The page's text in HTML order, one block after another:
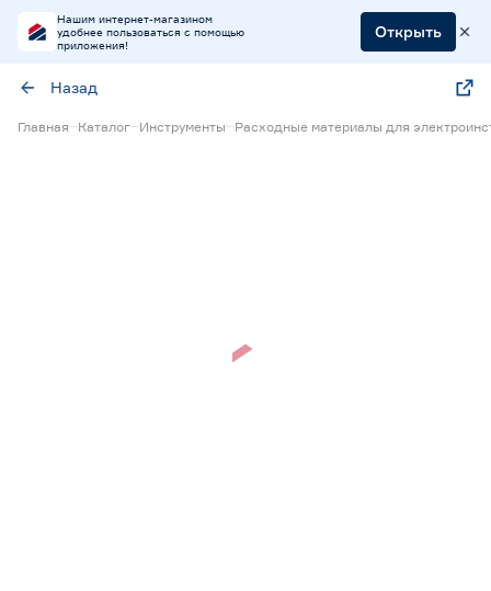
Нашим интернет-магазином
удобнее пользоваться с помощью
приложения!
Открыть
Назад
Главная Каталог Инструменты Расходные материалы для